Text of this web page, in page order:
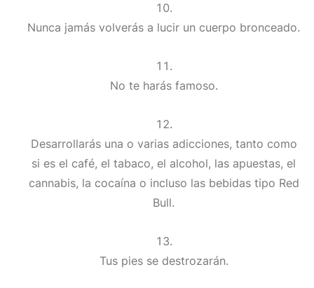
Nunca jamás volverás a lucir un cuerpo bronceado.
No te harás famoso.
Desarrollarás una o varias adicciones, tanto como
si es el café, el tabaco, el alcohol, las apuestas, el
cannabis, la cocaína o incluso las bebidas tipo Red
Bull.
Tus pies se destrozarán.